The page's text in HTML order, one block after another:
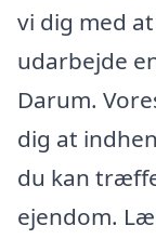
vi dig med
udarbejde
Darum.
dig at
du kan
ejendom.